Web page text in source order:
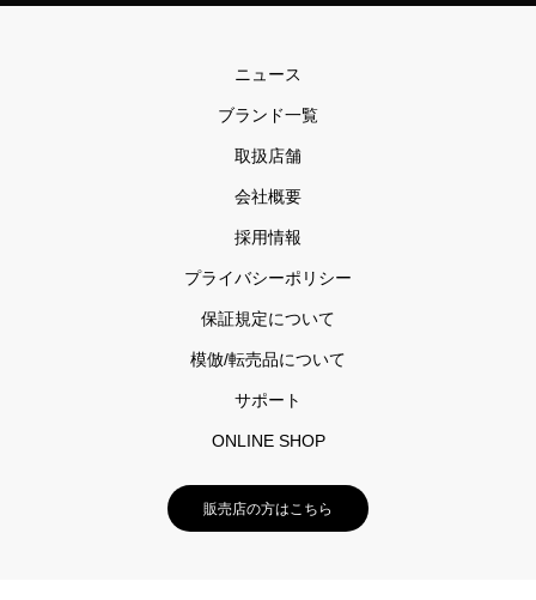
ニュース
ブランド一覧
取扱店舗
会社概要
採用情報
プライバシーポリシー
保証規定について
模倣/転売品について
サポート
ONLINE SHOP
販売店の方はこちら